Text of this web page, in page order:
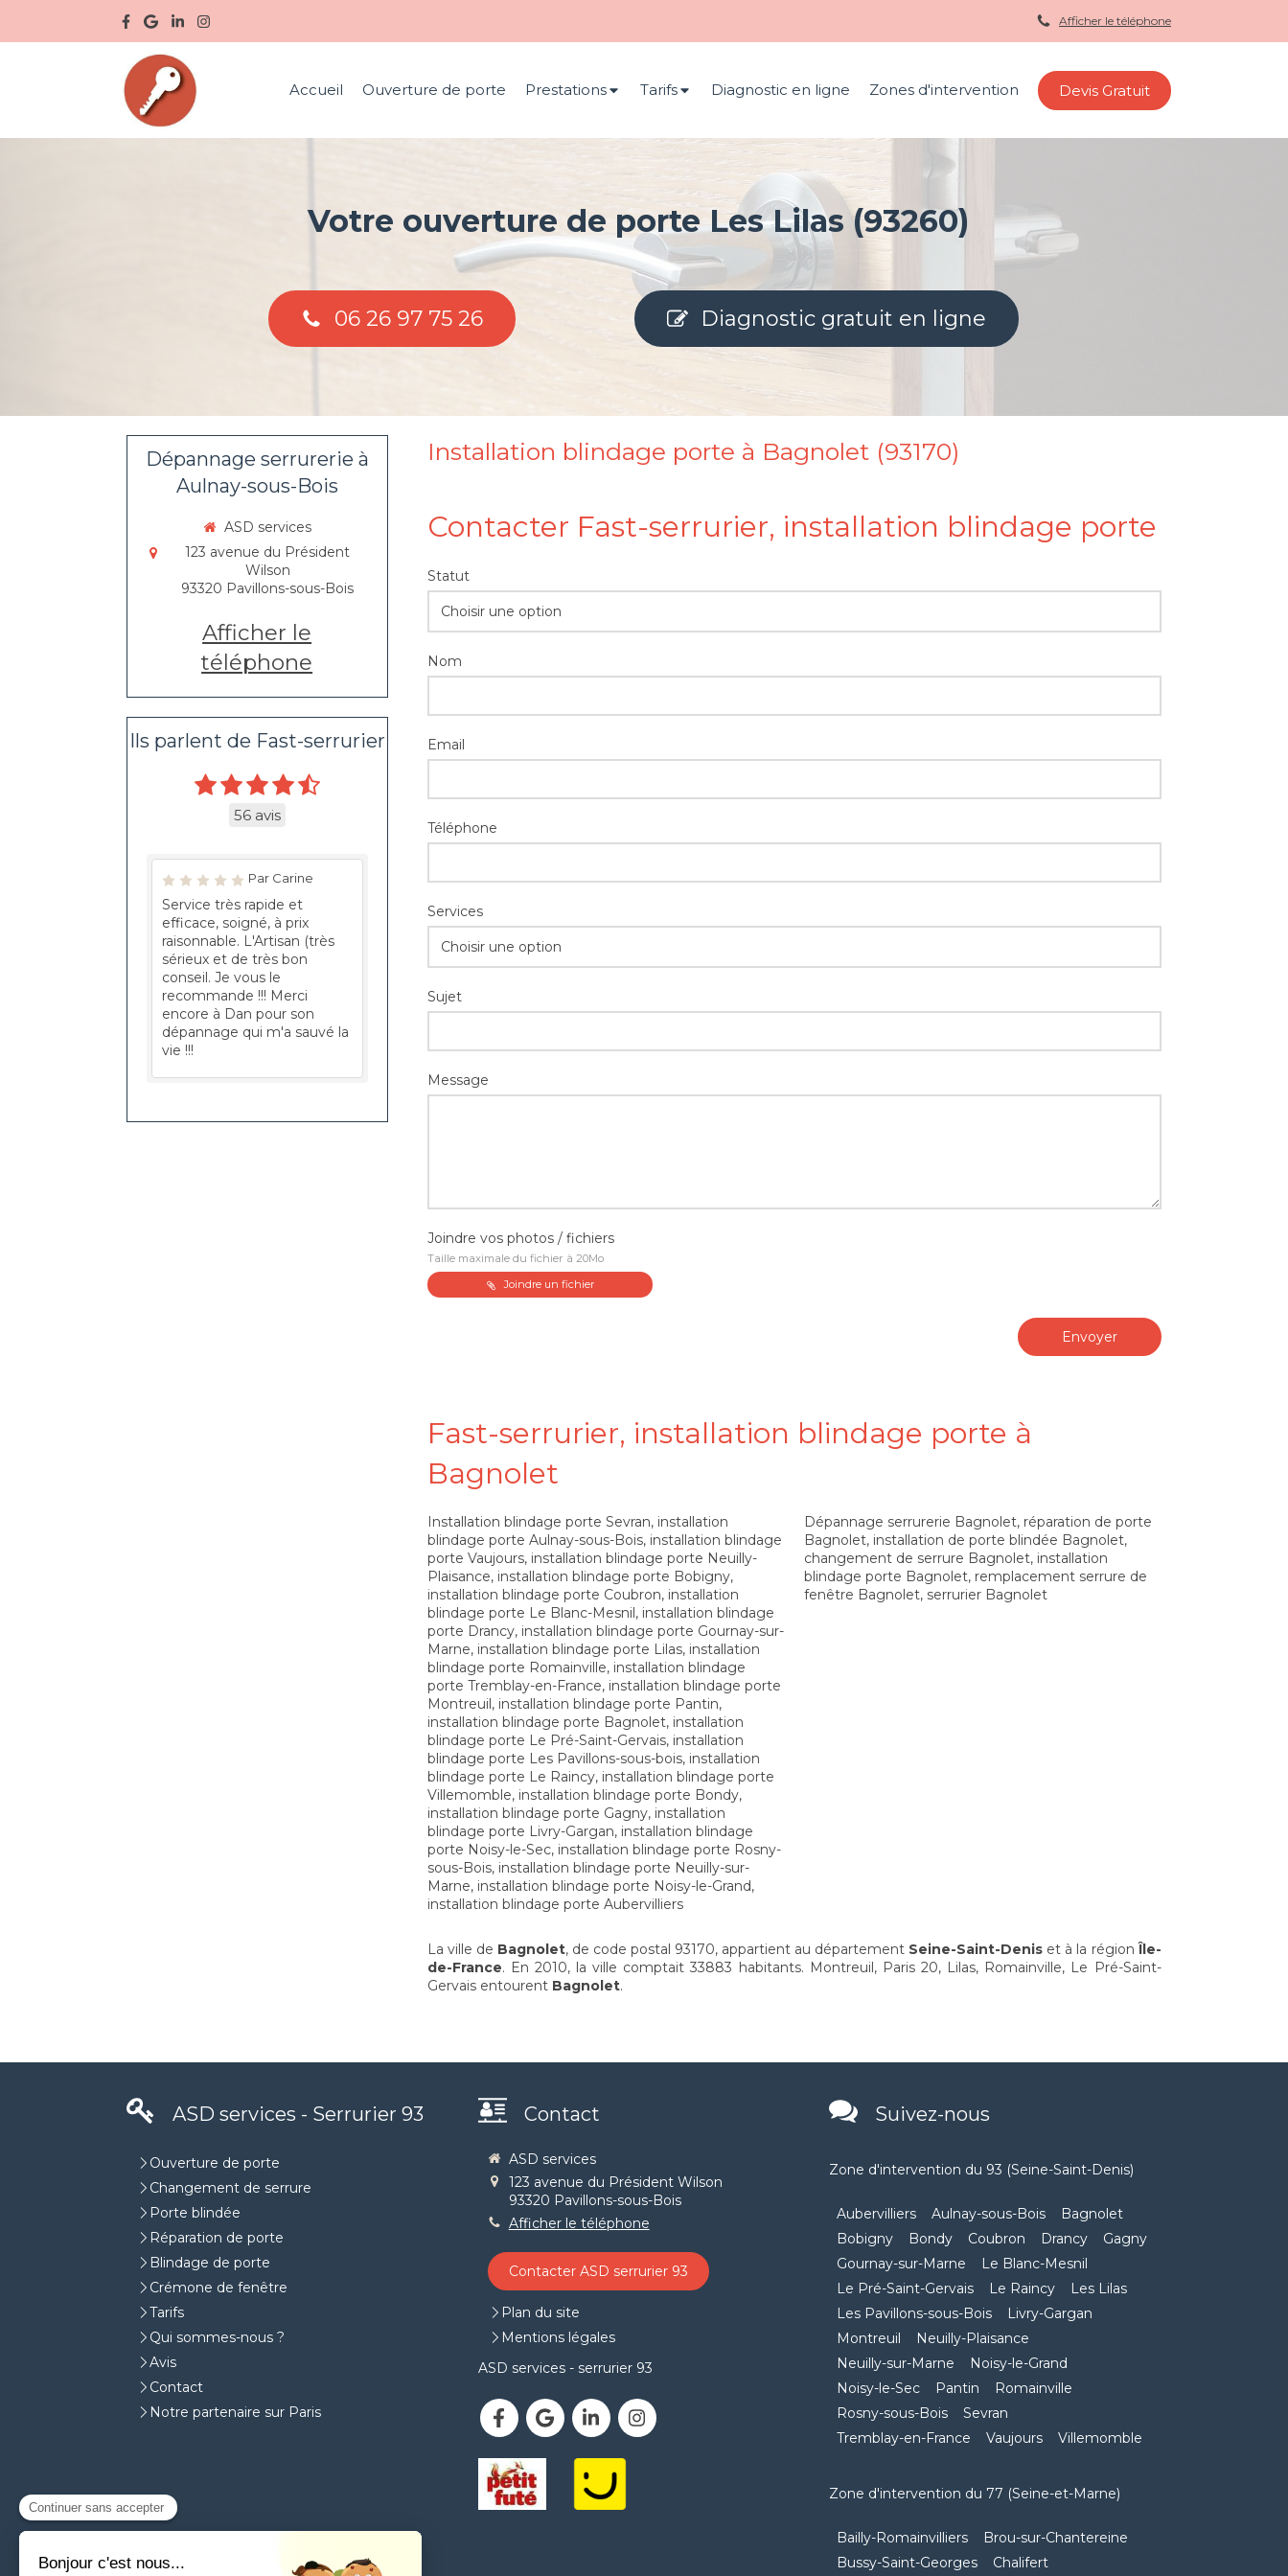
Afficher le téléphone
Accueil Ouverture de porte Prestations Tarifs Diagnostic en ligne Zones d'intervention Devis Gratuit
Votre ouverture de porte Les Lilas (93260)
06 26 97 75 26 Diagnostic gratuit en ligne
Installation blindage porte à Bagnolet (93170)
Contacter Fast-serrurier, installation blindage porte
Statut
Choisir une option
Nom
Email
Téléphone
Services
Choisir une option
Sujet
Message
Joindre vos photos / fichiers
Taille maximale du fichier à 20Mo
Joindre un fichier
Envoyer
Fast-serrurier, installation blindage porte à
Bagnolet
Installation blindage porte Sevran, installation
blindage porte Aulnay-sous-Bois, installation blindage
porte Vaujours, installation blindage porte Neuilly-
Plaisance, installation blindage porte Bobigny,
installation blindage porte Coubron, installation
blindage porte Le Blanc-Mesnil, installation blindage
porte Drancy, installation blindage porte Gournay-sur-
Marne, installation blindage porte Lilas, installation
blindage porte Romainville, installation blindage
porte Tremblay-en-France, installation blindage porte
Montreuil, installation blindage porte Pantin,
installation blindage porte Bagnolet, installation
blindage porte Le Pré-Saint-Gervais, installation
blindage porte Les Pavillons-sous-bois, installation
blindage porte Le Raincy, installation blindage porte
Villemomble, installation blindage porte Bondy,
installation blindage porte Gagny, installation
blindage porte Livry-Gargan, installation blindage
porte Noisy-le-Sec, installation blindage porte Rosny-
sous-Bois, installation blindage porte Neuilly-sur-
Marne, installation blindage porte Noisy-le-Grand,
installation blindage porte Aubervilliers
Dépannage serrurerie Bagnolet, réparation de porte
Bagnolet, installation de porte blindée Bagnolet,
changement de serrure Bagnolet, installation
blindage porte Bagnolet, remplacement serrure de
fenêtre Bagnolet, serrurier Bagnolet
La ville de Bagnolet, de code postal 93170, appartient au département Seine-Saint-Denis et à la régionÎle-
de-France. En 2010, la ville comptait 33883 habitants. Montreuil, Paris 20, Lilas, Romainville, Le Pré-Saint-
Gervais entourent Bagnolet.
Dépannage serrurerie à
Aulnay-sous-Bois
ASD services
123 avenue du Président
Wilson
93320 Pavillons-sous-Bois
Afficher le
téléphone
Ils parlent de Fast-serrurier
56 avis
Par Carine
Service très rapide et
efficace, soigné, à prix
raisonnable. L'Artisan (très
sérieux et de très bon
conseil. Je vous le
recommande !!! Merci
encore à Dan pour son
dépannage qui m'a sauvé la
vie !!!
ASD services - Serrurier 93
Ouverture de porte
Changement de serrure
Porte blindée
Réparation de porte
Blindage de porte
Crémone de fenêtre
Tarifs
Qui sommes-nous ?
Avis
Contact
Notre partenaire sur Paris
Contact
ASD services
123 avenue du Président Wilson
93320 Pavillons-sous-Bois
Afficher le téléphone
Contacter ASD serrurier 93
Plan du site
Mentions légales
ASD services - serrurier 93
Suivez-nous
Zone d'intervention du 93 (Seine-Saint-Denis)
Aubervilliers Aulnay-sous-Bois
Bagnolet
Bobigny
Bondy Coubron Drancy
Gagny
Gournay-sur-Marne
Le Blanc-Mesnil
Le Pré-Saint-Gervais
Le Raincy
Les Lilas
Les Pavillons-sous-Bois
Livry-Gargan
Montreuil
Neuilly-Plaisance
Neuilly-sur-Marne
Noisy-le-Grand
Noisy-le-Sec
Pantin
Romainville
Rosny-sous-Bois
Sevran
Tremblay-en-France
Vaujours Villemomble
Zone d'intervention du 77 (Seine-et-Marne)
Bailly-Romainvilliers
Brou-sur-Chantereine
Bussy-Saint-Georges
Chalifert